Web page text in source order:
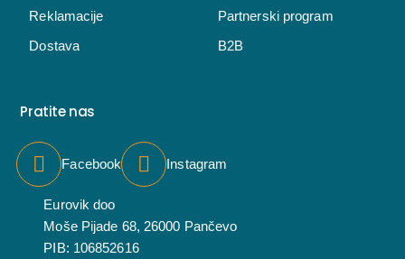
Reklamacije
Dostava
Partnerski program
B2B
Pratite nas
Facebook Instagram
Eurovik doo
Moše Pijade 68, 26000 Pančevo
PIB: 106852616